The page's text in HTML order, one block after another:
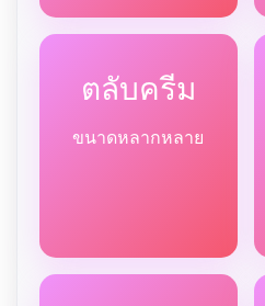
ตลับครีม
ขนาดหลากหลาย